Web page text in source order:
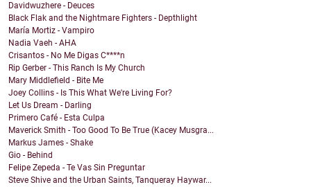
Davidwuzhere - Deuces
Black Flak and the Nightmare Fighters - Depthlight
María Mortiz - Vampiro
Nadia Vaeh - AHA
Crisantos - No Me Digas C****n
Rip Gerber - This Ranch Is My Church
Mary Middlefield - Bite Me
Joey Collins - Is This What We're Living For?
Let Us Dream - Darling
Primero Café - Esta Culpa
Maverick Smith - Too Good To Be True (Kacey Musgra...
Markus James - Shake
Gio - Behind
Felipe Zepeda - Te Vas Sin Preguntar
Steve Shive and the Urban Saints, Tanqueray Haywar...